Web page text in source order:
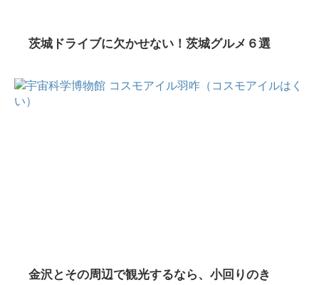
茨城ドライブに欠かせない！茨城グルメ６選
金沢とその周辺で観光するなら、小回りのき